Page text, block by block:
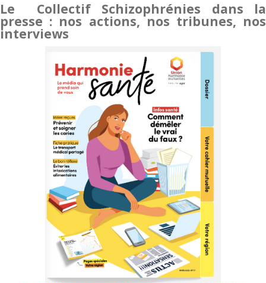
Le Collectif Schizophrénies dans la
presse : nos actions, nos tribunes, nos
interviews